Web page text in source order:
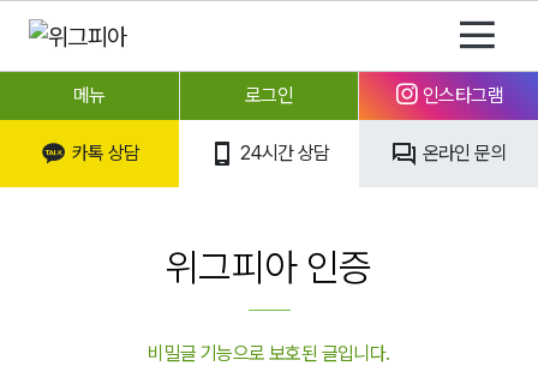
메뉴 로그인 인스타그램
카톡 상담 24시간 상담 온라인 문의
위그피아 인증
비밀글 기능으로 보호된 글입니다.